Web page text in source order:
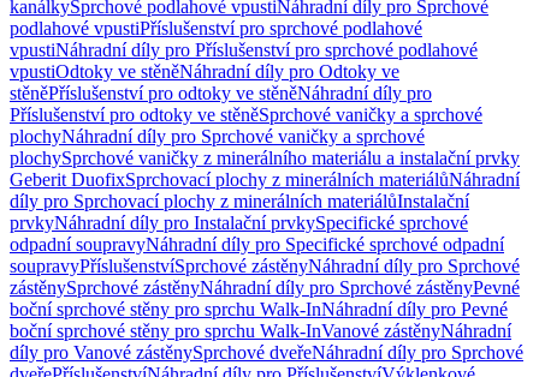
kanálkySprchové podlahové vpustiNáhradní díly pro Sprchové
podlahové vpustiPříslušenství pro sprchové podlahové
vpustiNáhradní díly pro Příslušenství pro sprchové podlahové
vpustiOdtoky ve stěněNáhradní díly pro Odtoky ve
stěněPříslušenství pro odtoky ve stěněNáhradní díly pro
Příslušenství pro odtoky ve stěněSprchové vaničky a sprchové
plochyNáhradní díly pro Sprchové vaničky a sprchové
plochySprchové vaničky z minerálního materiálu a instalační prvky
Geberit DuofixSprchovací plochy z minerálních materiálůNáhradní
díly pro Sprchovací plochy z minerálních materiálůInstalační
prvkyNáhradní díly pro Instalační prvkySpecifické sprchové
odpadní soupravyNáhradní díly pro Specifické sprchové odpadní
soupravyPříslušenstvíSprchové zástěnyNáhradní díly pro Sprchové
zástěnySprchové zástěnyNáhradní díly pro Sprchové zástěnyPevné
boční sprchové stěny pro sprchu Walk-InNáhradní díly pro Pevné
boční sprchové stěny pro sprchu Walk-InVanové zástěnyNáhradní
díly pro Vanové zástěnySprchové dveřeNáhradní díly pro Sprchové